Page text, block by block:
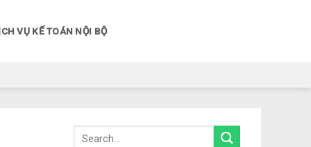
VỤ KẾ TOÁN NỘI BỘ